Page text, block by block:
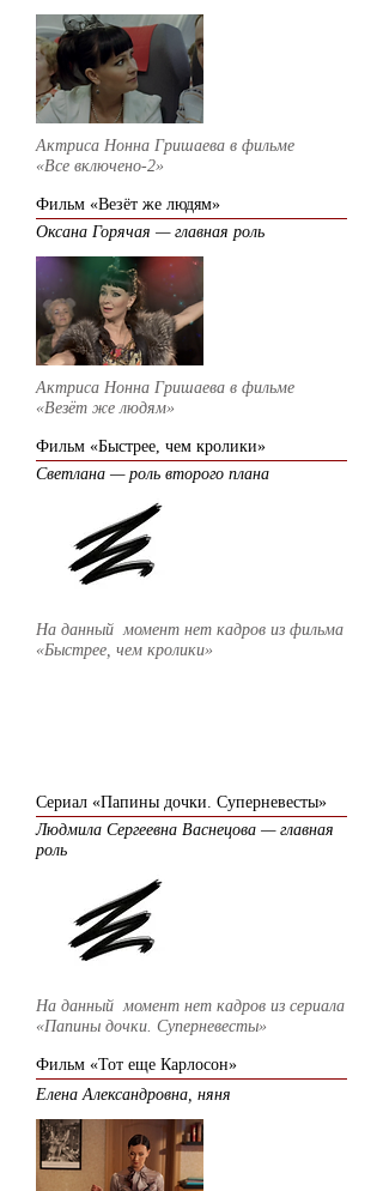
Актриса Нонна Гришаева в фильме
«Все включено-2»
Фильм «Везёт же людям»
Оксана Горячая — главная роль
Актриса Нонна Гришаева в фильме
«Везёт же людям»
Фильм «Быстрее, чем кролики»
Светлана — роль второго плана
На данный момент нет кадров из фильма
«Быстрее, чем кролики»
Сериал «Папины дочки. Суперневесты»
Людмила Сергеевна Васнецова — главная
роль
На данный момент нет кадров из сериала
«Папины дочки. Суперневесты»
Фильм «Тот еще Карлосон»
Елена Александровна, няня